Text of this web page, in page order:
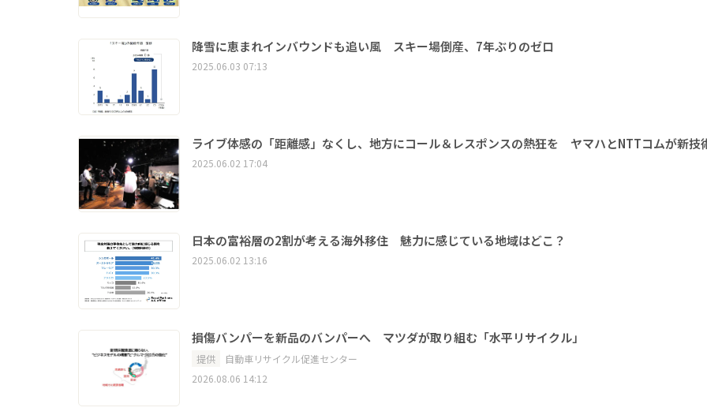
降雪に恵まれインバウンドも追い風 スキー場倒産、7年ぶりのゼロ
2025.06.03 07:13
ライブ体感の「距離感」なくし、地方にコール＆レスポンスの熱狂を ヤマハとNTTコムが新技
2025.06.02 17:04
日本の富裕層の2割が考える海外移住 魅力に感じている地域はどこ？
2025.06.02 13:16
損傷バンパーを新品のバンパーへ マツダが取り組む「水平リサイクル」
提供
自動車リサイクル促進センター
2026.08.06 14:12